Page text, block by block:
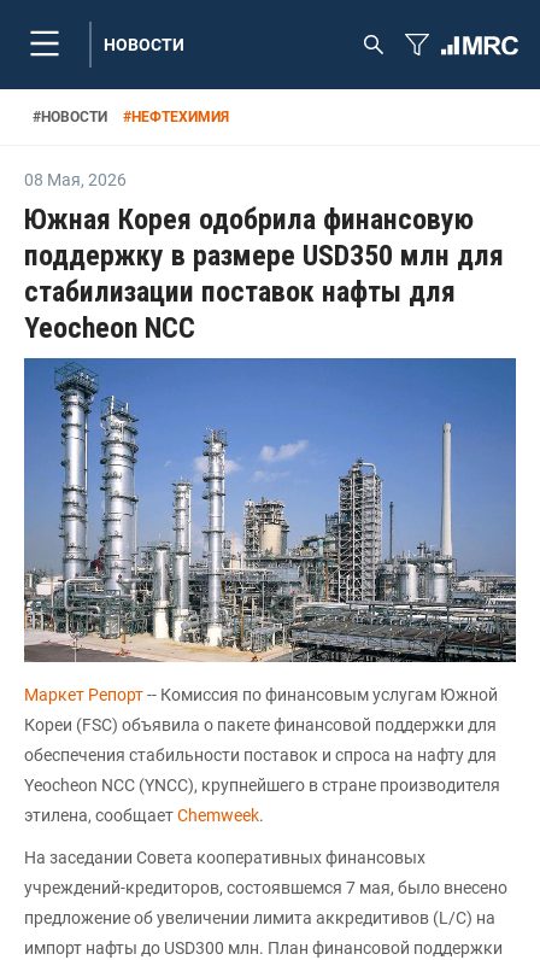
НОВОСТИ
#НОВОСТИ #НЕФТЕХИМИЯ
08 Мая, 2026
Южная Корея одобрила финансовую
поддержку в размере USD350 млн для
стабилизации поставок нафты для
Yeocheon NCC
Маркет Репорт-- Комиссия по финансовым услугам Южной
Кореи (FSC) объявила о пакете финансовой поддержки для
обеспечения стабильности поставок и спроса на нафту для
Yeocheon NCC (YNCC), крупнейшего в стране производителя
этилена, сообщаетChemweek.
На заседании Совета кооперативных финансовых
учреждений-кредиторов, состоявшемся 7 мая, было внесено
предложение об увеличении лимита аккредитивов (L/C) на
импорт нафты до USD300 млн. План финансовой поддержки